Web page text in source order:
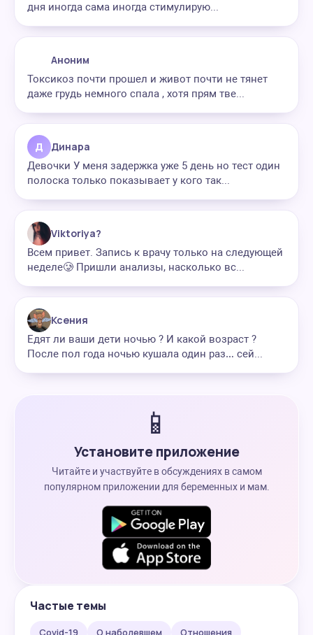
дня иногда сама иногда стимулирую...
Аноним
Токсикоз почти прошел и живот почти не тянет
даже грудь немного спала , хотя прям тве...
Д Динара
Девочки У меня задержка уже 5 день но тест один
полоска только показывает у кого так...
Viktoriya?
Всем привет. Запись к врачу только на следующей
неделе🥲 Пришли анализы, насколько вс...
Ксения
Едят ли ваши дети ночью ? И какой возраст ?
После пол года ночью кушала один раз… сей...
📱
Установите приложение
Читайте и участвуйте в обсуждениях в самом
популярном приложении для беременных и мам.
Частые темы
Covid-19 О наболевшем Отношения